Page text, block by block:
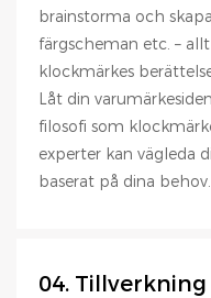
brainstorma och
färgscheman etc. –
klockmärkes
Låt din
filosofi som
experter kan vägleda
baserat på dina behov.
04.